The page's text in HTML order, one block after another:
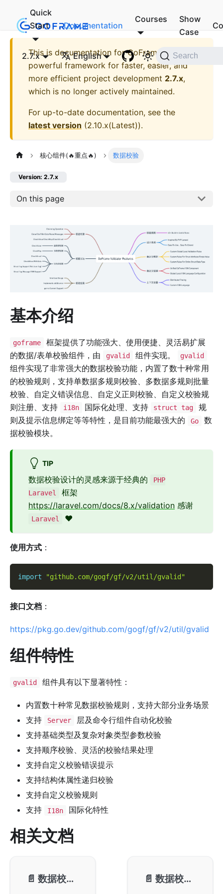
Quick
Start
Documentation
Courses
Show
Case
2.7.x English Search
This is documentation forGoFrame - A
powerful framework for faster, easier, and
more efficient project development 2.7.x,
which is no longer actively maintained.
For up-to-date documentation, see the
latest version (2.10.x(Latest)).
核心组件(🔥重点🔥) 数据校验
Version: 2.7.x
On this page
基本介绍
goframe
框架提供了功能强大、使用便捷、灵活易扩展
的数据/表单校验组件，由
gvalid 组件实现。 gvalid
组件实现了非常强大的数据校验功能，内置了数十种常用
的校验规则，支持单数据多规则校验、多数据多规则批量
校验、自定义错误信息、自定义正则校验、自定义校验规
则注册、支持
i18n 国际化处理、支持 struct tag
规
则及提示信息绑定等等特性，是目前功能最强大的
Go
数
据校验模块。
TIP
数据校验设计的灵感来源于经典的
PHP
Laravel
框架
https://laravel.com/docs/8.x/validation 感谢
Laravel ❤️
使用方式 ：
import "github.com/gogf/gf/v2/util/gvalid"
接口文档 ：
https://pkg.go.dev/github.com/gogf/gf/v2/util/gvalid
组件特性
gvalid 组件具有以下显著特性：
内置数十种常见数据校验规则，支持大部分业务场景
支持
Server
层及命令行组件自动化校验
支持基础类型及复杂对象类型参数校验
支持顺序校验、灵活的校验结果处理
支持自定义校验错误提示
支持结构体属性递归校验
支持自定义校验规则
支持
I18n 国际化特性
相关文档
📄️ 数据校验-校验规则 📄️ 数据校验-校验对象